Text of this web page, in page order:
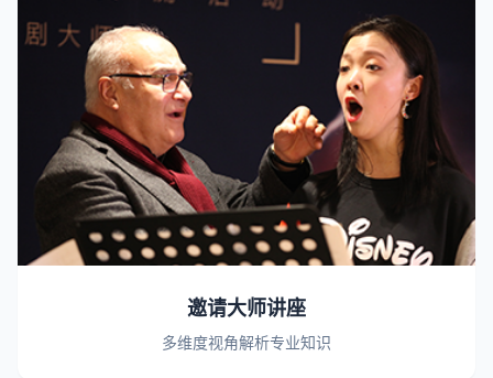
邀请大师讲座
多维度视角解析专业知识